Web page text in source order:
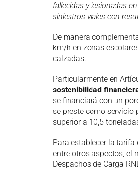
fallecidas y lesionadas
siniestros viales con
De manera
km/h en zonas
calzadas.
Particularmente en
sostenibilidad
se financiará con un
se preste como
superior a 10,5
Para establecer la tarifa
entre otros aspectos, el
Despachos de Carga